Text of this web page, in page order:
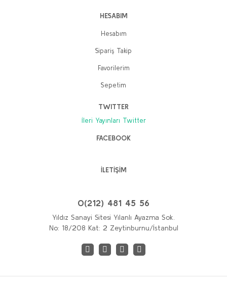
HESABIM
Hesabım
Sipariş Takip
Favorilerim
Sepetim
TWITTER
İleri Yayınları Twitter
FACEBOOK
İLETİŞİM
0(212) 481 45 56
Yıldız Sanayi Sitesi Yılanlı Ayazma Sok.
No: 18/208 Kat: 2 Zeytinburnu/İstanbul